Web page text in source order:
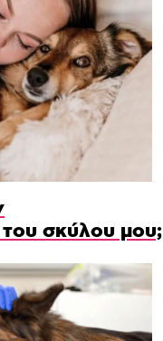
σκύλου μου;